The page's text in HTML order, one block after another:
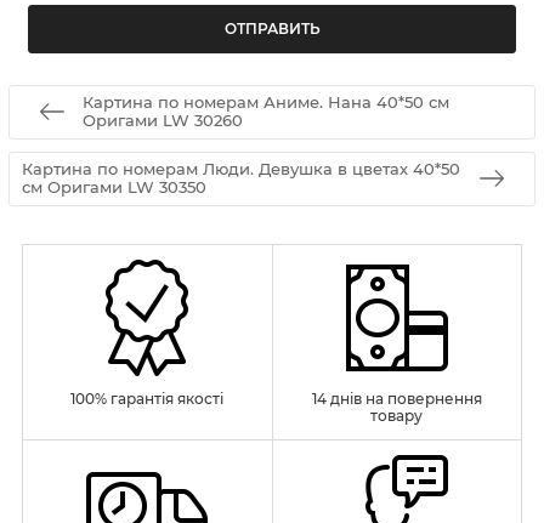
Картина по номерам Аниме. Нана 40*50 см
Оригами LW 30260
Картина по номерам Люди. Девушка в цветах 40*50
см Оригами LW 30350
100% гарантія якості
14 днів на повернення
товару